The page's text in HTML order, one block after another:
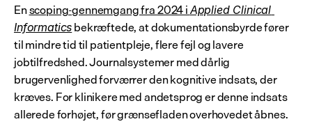
En scoping-gennemgang fra 2024 i Applied Clinical
Informatics bekræftede, at dokumentationsbyrde fører
til mindre tid til patientpleje, flere fejl og lavere
jobtilfredshed. Journalsystemer med dårlig
brugervenlighed forværrer den kognitive indsats, der
kræves. For klinikere med andetsprog er denne indsats
allerede forhøjet, før grænsefladen overhovedet åbnes.